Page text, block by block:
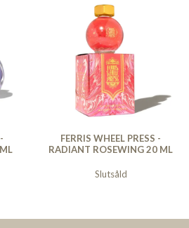
FERRIS WHEEL PRESS -
RADIANT ROSEWING 20 ML
Slutsåld